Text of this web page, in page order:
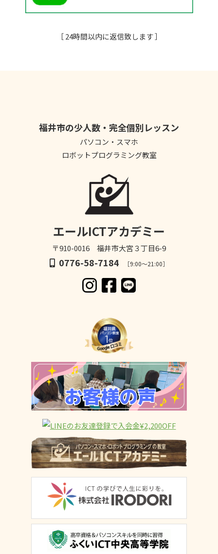
［ 24時間以内に返信致します ］
福井市の少人数・完全個別レッスン
パソコン・スマホ
ロボットプログラミング教室
エールICTアカデミー
〒910-0016 福井市大宮３丁目6-9
0776-58-7184 ［9:00～21:00］